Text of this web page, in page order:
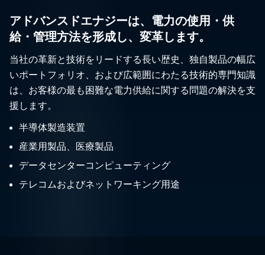
アドバンスドエナジーは、電力の使用・供
給・管理方法を形成し、変革します。
当社の革新と技術をリードする長い歴史、独自製品の幅広
いポートフォリオ、および広範囲にわたる技術的専門知識
は、お客様の最も困難な電力供給に関する問題の解決を支
援します。
半導体製造装置
産業用製品、医療製品
データセンターコンピューティング
テレコムおよびネットワーキング用途